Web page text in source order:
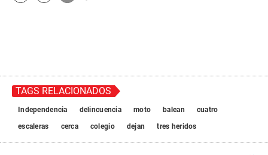
TAGS RELACIONADOS
Independencia delincuencia moto balean
cuatro
escaleras
cerca colegio dejan tres heridos